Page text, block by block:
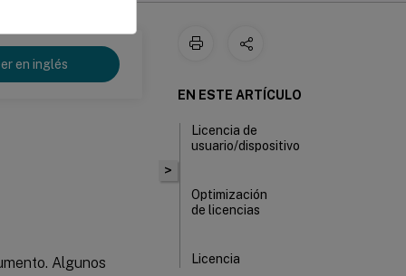
en inglés
Algunos
>
EN ESTE ARTÍCULO
Licencia de
usuario/dispositivo
Optimización
de licencias
Licencia